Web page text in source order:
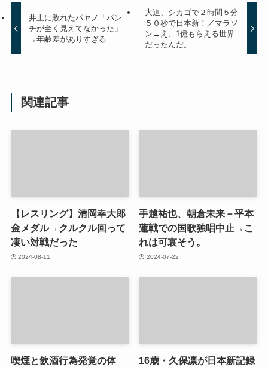
井上に敗れたパヤノ「パン
チが全く見えてなかった」
→年齢差がありすぎる
大迫、シカゴで２時間５分
５０秒で日本新！／マラソ
ン→え、1億もらえる世界
だったんだ。
関連記事
【レスリング】清岡幸大郎
金メダル→クルクル回って
凄い対戦だった
2024-08-11
手越祐也、朝倉未来－平本
蓮戦での国歌独唱中止→こ
れは可哀そう。
2024-07-22
喫煙と飲酒行為発覚の体
16歳・久保凛が日本新記録